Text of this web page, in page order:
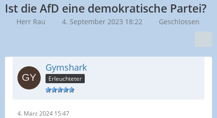
Ist die AfD eine demokratische Partei?
Herr Rau 4. September 2023 18:22 Geschlossen
Gymshark
Erleuchteter
4. März 2024 15:47